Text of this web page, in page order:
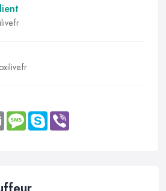
Email MessageSkype